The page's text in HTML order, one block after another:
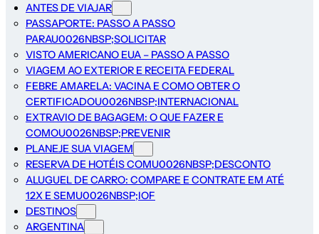
ANTES DE VIAJAR
PASSAPORTE: PASSO A PASSO
PARAU0026NBSP;SOLICITAR
VISTO AMERICANO EUA – PASSO A PASSO
VIAGEM AO EXTERIOR E RECEITA FEDERAL
FEBRE AMARELA: VACINA E COMO OBTER O
CERTIFICADOU0026NBSP;INTERNACIONAL
EXTRAVIO DE BAGAGEM: O QUE FAZER E
COMOU0026NBSP;PREVENIR
PLANEJE SUA VIAGEM
RESERVA DE HOTÉIS COMU0026NBSP;DESCONTO
ALUGUEL DE CARRO: COMPARE E CONTRATE EM ATÉ
12X E SEMU0026NBSP;IOF
DESTINOS
ARGENTINA